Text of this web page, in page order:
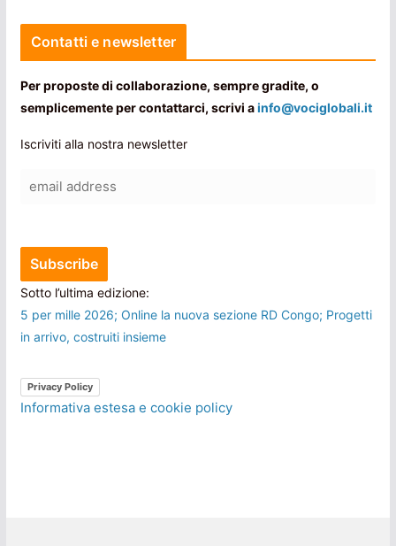
Contatti e newsletter
Per proposte di collaborazione, sempre gradite, o
semplicemente per contattarci, scrivi ainfo@vociglobali.it
Iscriviti alla nostra newsletter
Sotto l’ultima edizione:
5 per mille 2026; Online la nuova sezione RD Congo; Progetti
in arrivo, costruiti insieme
Privacy Policy
Informativa estesa e cookie policy